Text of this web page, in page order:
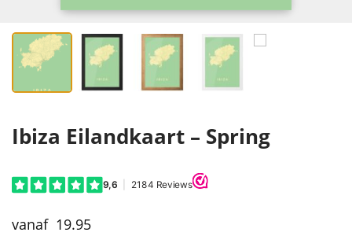
Ibiza Eilandkaart – Spring
19.95